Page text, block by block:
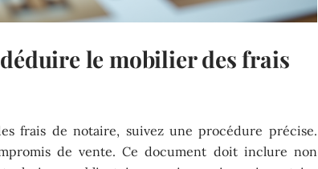
le mobilier des frais
frais de notaire, suivez une procédure précise.
de vente. Ce document doit inclure non